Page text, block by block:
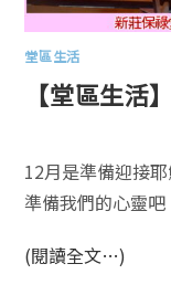
堂區生活
【堂區生活
12月是準備迎接
準備我們的心靈吧
(閱讀全文…)